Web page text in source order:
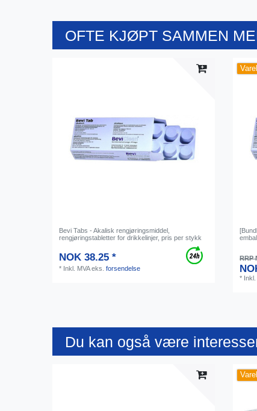
OFTE KJØPT SAMMEN
Bevi Tabs - Akalisk rengjøringsmiddel,
rengjøringstabletter for drikkelinjer, pris per stykk
NOK 38.25 *
* Inkl. MVAeks.forsendelse
RRP
* Inkl.
Du kan også være